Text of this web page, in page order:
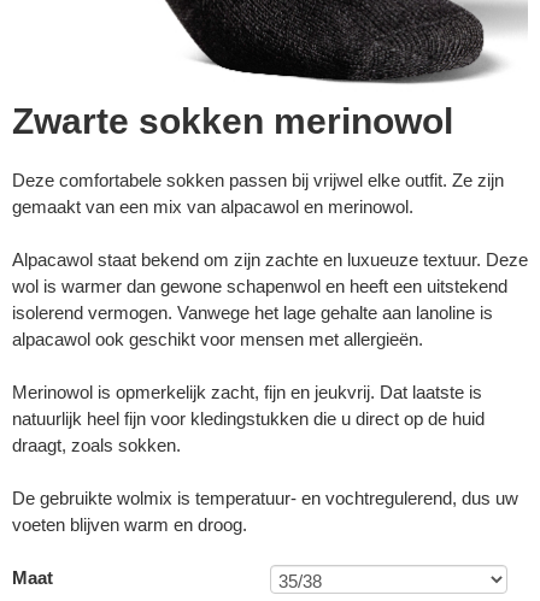
Zwarte sokken merinowol
Deze comfortabele sokken passen bij vrijwel elke outfit. Ze zijn
gemaakt van een mix van alpacawol en merinowol.
Alpacawol staat bekend om zijn zachte en luxueuze textuur. Deze
wol is warmer dan gewone schapenwol en heeft een uitstekend
isolerend vermogen. Vanwege het lage gehalte aan lanoline is
alpacawol ook geschikt voor mensen met allergieën.
Merinowol is opmerkelijk zacht, fijn en jeukvrij. Dat laatste is
natuurlijk heel fijn voor kledingstukken die u direct op de huid
draagt, zoals sokken.
De gebruikte wolmix is temperatuur- en vochtregulerend, dus uw
voeten blijven warm en droog.
Maat